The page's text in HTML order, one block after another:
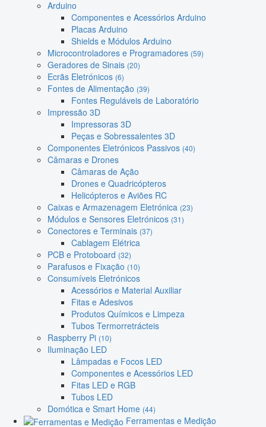
Arduino
Componentes e Acessórios Arduino
Placas Arduino
Shields e Módulos Arduino
Microcontroladores e Programadores (59)
Geradores de Sinais (20)
Ecrãs Eletrónicos (6)
Fontes de Alimentação (39)
Fontes Reguláveis de Laboratório
Impressão 3D
Impressoras 3D
Peças e Sobressalentes 3D
Componentes Eletrónicos Passivos (40)
Câmaras e Drones
Câmaras de Ação
Drones e Quadricópteros
Helicópteros e Aviões RC
Caixas e Armazenagem Eletrónica (23)
Módulos e Sensores Eletrónicos (31)
Conectores e Terminais (37)
Cablagem Elétrica
PCB e Protoboard (32)
Parafusos e Fixação (10)
Consumíveis Eletrónicos
Acessórios e Material Auxiliar
Fitas e Adesivos
Produtos Químicos e Limpeza
Tubos Termorretrácteis
Raspberry Pi (10)
Iluminação LED
Lâmpadas e Focos LED
Componentes e Acessórios LED
Fitas LED e RGB
Tubos LED
Domótica e Smart Home (44)
Ferramentas e Medição